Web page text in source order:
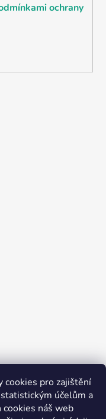
cookies pro zajištění
účelům a
náš web
ochrany